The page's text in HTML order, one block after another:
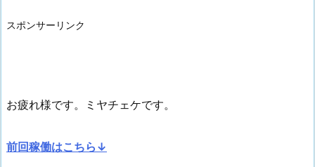
スポンサーリンク
お疲れ様です。ミヤチェケです。
前回稼働はこちら↓